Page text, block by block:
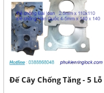
Đế Cây Chống Tăng - 5 Lỗ